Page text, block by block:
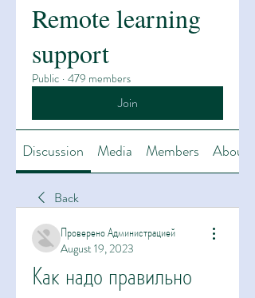
Remote learning
support
Public · 479 members
Join
Discussion Media Members About
Back
Проверено Администрацией
August 19, 2023
Как надо правильно